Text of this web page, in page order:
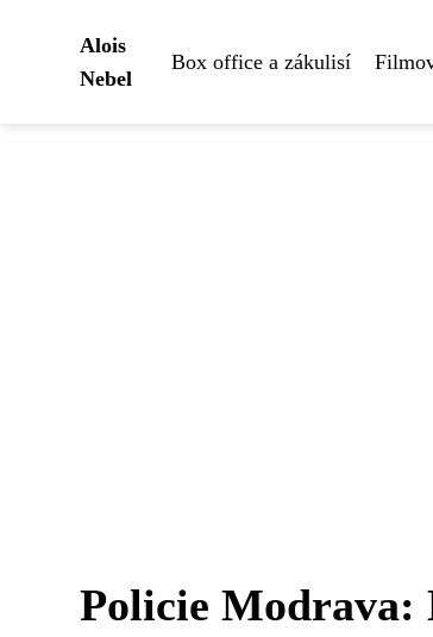
Alois
Nebel
Box office a zákulisí
Policie Modrava: